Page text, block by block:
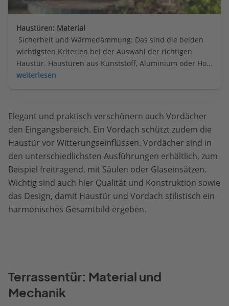
Haustüren: Material
Sicherheit und Wärmedämmung: Das sind die beiden
wichtigsten Kriterien bei der Auswahl der richtigen
Haustür. Haustüren aus Kunststoff, Aluminium oder Holz
bieten je nach Material ihre Vor- und Nachteile.
weiterlesen
Elegant und praktisch verschönern auch Vordächer
den Eingangsbereich. Ein Vordach schützt zudem die
Haustür vor Witterungseinflüssen. Vordächer sind in
den unterschiedlichsten Ausführungen erhältlich, zum
Beispiel freitragend, mit Säulen oder Glaseinsätzen.
Wichtig sind auch hier Qualität und Konstruktion sowie
das Design, damit Haustür und Vordach stilistisch ein
harmonisches Gesamtbild ergeben.
Terrassentür: Material und
Mechanik